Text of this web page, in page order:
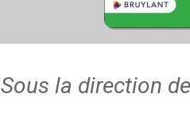
Sous la direction